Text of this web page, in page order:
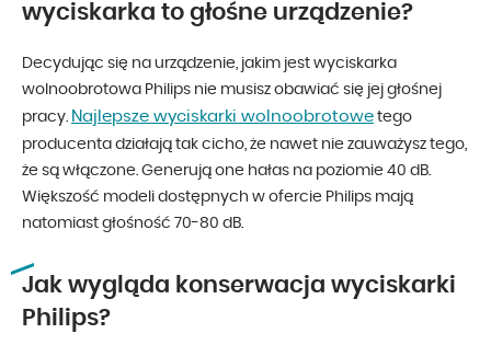
wyciskarka to głośne urządzenie?
Decydując się na urządzenie, jakim jest wyciskarka
wolnoobrotowa Philips nie musisz obawiać się jej głośnej
pracy. Najlepsze wyciskarki wolnoobrotowe tego
producenta działają tak cicho, że nawet nie zauważysz tego,
że są włączone. Generują one hałas na poziomie 40 dB.
Większość modeli dostępnych w ofercie Philips mają
natomiast głośność 70-80 dB.
Jak wygląda konserwacja wyciskarki
Philips?